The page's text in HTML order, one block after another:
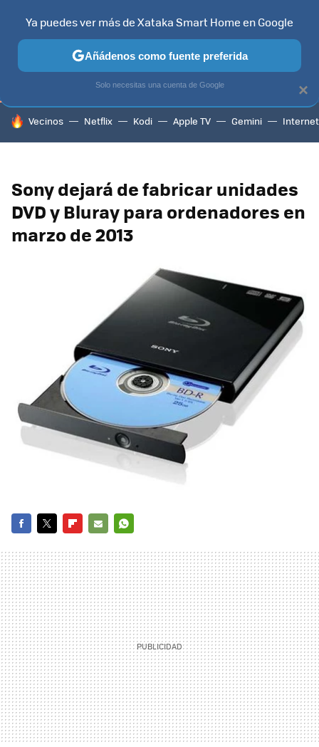
TELEVISORES CONTENIDOS SMART TV SELECCIÓN
HOY SE HABLA DE
Vecinos Netflix Kodi Apple TV Gemini Internet
Sony dejará de fabricar unidades
DVD y Bluray para ordenadores en
marzo de 2013
MAIL
×
Ya puedes ver más de Xataka Smart Home en Google
Añádenos como fuente preferida
Solo necesitas una cuenta de Google